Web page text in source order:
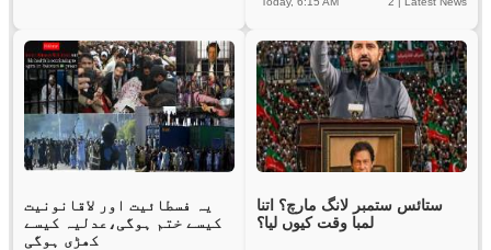
یہ فسطائیت اور لاقانونیت
کیسے ختم ہوگی،عدلیہ کیسے
کھڑی ہوگی
ستائس ستمبر لانگ مارچ؟ اتنا
لمبا وقت کیوں لیا؟